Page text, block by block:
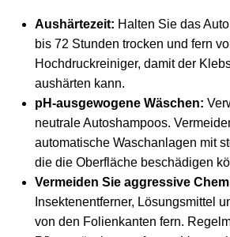
Aushärtezeit: Halten Sie das
bis 72 Stunden trocken und fern
Hochdruckreiniger, damit der
aushärten kann.
pH-ausgewogene Wäschen:
neutrale Autoshampoos.
automatische Waschanlagen mit
die die Oberfläche beschädigen
Vermeiden Sie aggressive
Insektenentferner, Lösungsmittel
von den Folienkanten fern.